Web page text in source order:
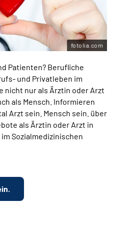
Patienten? Berufliche
und Privatleben im
nicht nur als Ärztin oder Arzt
als Mensch. Informieren
Arzt sein. Mensch sein. über
als Ärztin oder Arzt in
Sozialmedizinischen
fotolia.com